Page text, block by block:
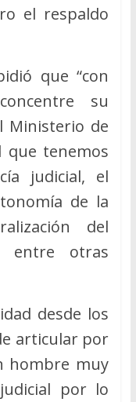
el respaldo
que “con
su
Ministerio de
que tenemos
judicial, el
de la
del
entre otras
desde los
articular por
hombre muy
por lo